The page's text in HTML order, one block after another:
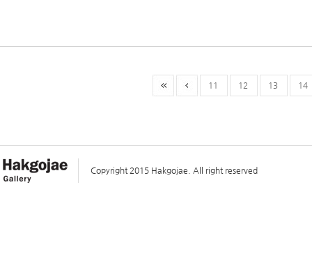
11 12 13 14
Copyright 2015 Hakgojae. All right reserved